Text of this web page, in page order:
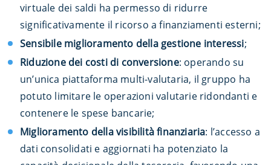
virtuale dei saldi ha permesso di ridurre
significativamente il ricorso a finanziamenti esterni;
Sensibile miglioramento della gestione interessi;
Riduzione dei costi di conversione: operando su
un’unica piattaforma multi-valutaria, il gruppo ha
potuto limitare le operazioni valutarie ridondanti e
contenere le spese bancarie;
Miglioramento della visibilità finanziaria: l’accesso a
dati consolidati e aggiornati ha potenziato la